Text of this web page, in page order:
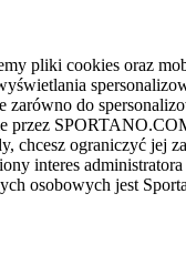
pliki cookies oraz
do
chcesz ograniczyć
interes
osobowych jest